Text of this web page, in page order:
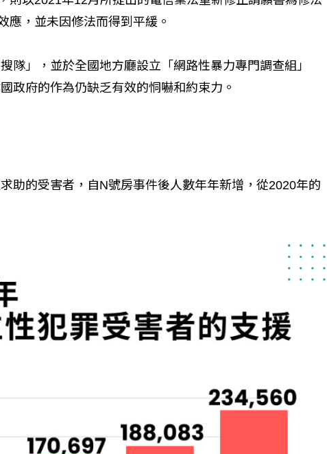
應，並未因修法而得到平緩。
隊」，並於全國地方廳設立「網路性暴力專門調查組」
政府的作為仍缺乏有效的恫嚇和約束力。
助的受害者，自N號房事件後人數年年新增，從2020年的